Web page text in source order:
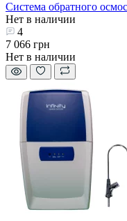
Система обратного
Нет в наличии
4
7 066 грн
Нет в наличии